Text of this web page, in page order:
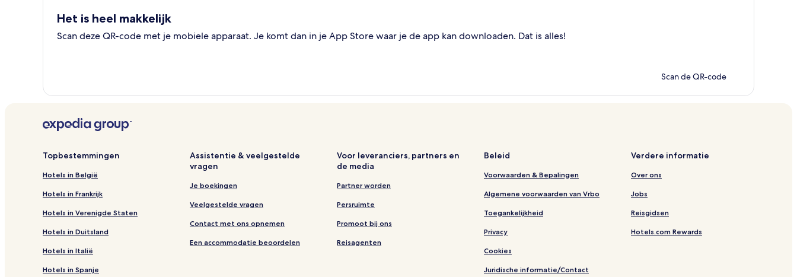
Het is heel makkelijk
Scan deze QR-code met je mobiele apparaat. Je komt dan in je App Store waar je de app kan downloaden. Dat is alles!
Scan de QR-code
Topbestemmingen
Hotels in België
Hotels in Frankrijk
Hotels in Verenigde Staten
Hotels in Duitsland
Hotels in Italië
Hotels in Spanje
Assistentie & veelgestelde
vragen
Je boekingen
Veelgestelde vragen
Contact met ons opnemen
Een accommodatie beoordelen
Voor leveranciers, partners en
de media
Partner worden
Persruimte
Promoot bij ons
Reisagenten
Beleid
Voorwaarden & Bepalingen
Algemene voorwaarden van Vrbo
Toegankelijkheid
Privacy
Cookies
Juridische informatie/Contact
Verdere informatie
Over ons
Jobs
Reisgidsen
Hotels.com Rewards